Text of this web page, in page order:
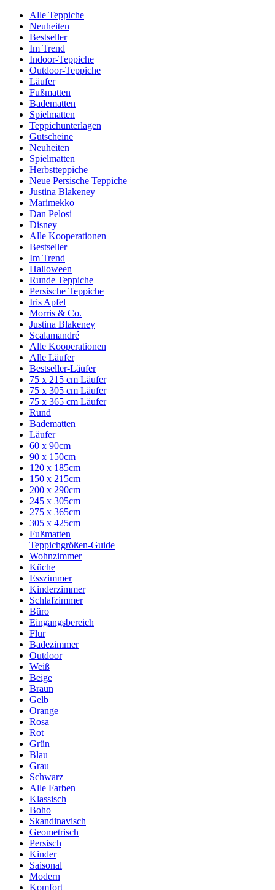
Alle Teppiche
Neuheiten
Bestseller
Im Trend
Indoor-Teppiche
Outdoor-Teppiche
Läufer
Fußmatten
Badematten
Spielmatten
Teppichunterlagen
Gutscheine
Neuheiten
Spielmatten
Herbstteppiche
Neue Persische Teppiche
Justina Blakeney
Marimekko
Dan Pelosi
Disney
Alle Kooperationen
Bestseller
Im Trend
Halloween
Runde Teppiche
Persische Teppiche
Iris Apfel
Morris & Co.
Justina Blakeney
Scalamandré
Alle Kooperationen
Alle Läufer
Bestseller-Läufer
75 x 215 cm Läufer
75 x 305 cm Läufer
75 x 365 cm Läufer
Rund
Badematten
Läufer
60 x 90cm
90 x 150cm
120 x 185cm
150 x 215cm
200 x 290cm
245 x 305cm
275 x 365cm
305 x 425cm
Fußmatten
Teppichgrößen-Guide
Wohnzimmer
Küche
Esszimmer
Kinderzimmer
Schlafzimmer
Büro
Eingangsbereich
Flur
Badezimmer
Outdoor
Weiß
Beige
Braun
Gelb
Orange
Rosa
Rot
Grün
Blau
Grau
Schwarz
Alle Farben
Klassisch
Boho
Skandinavisch
Geometrisch
Persisch
Kinder
Saisonal
Modern
Komfort